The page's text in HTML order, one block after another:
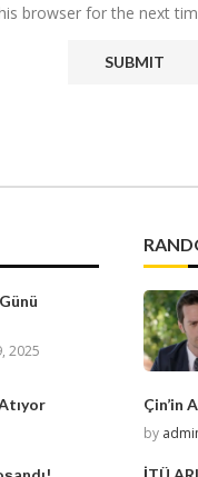
browser for the next
2025
Çin’in
by